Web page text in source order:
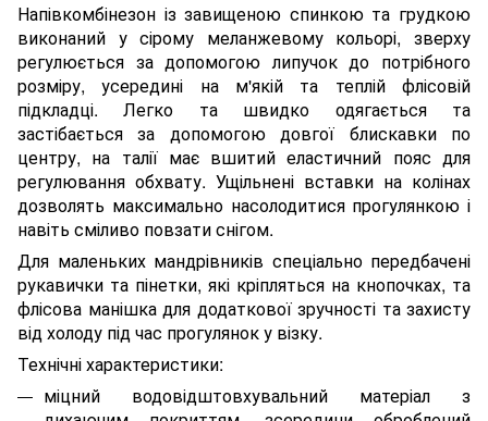
Напівкомбінезон із завищеною спинкою та грудкою
виконаний у сірому меланжевому кольорі, зверху
регулюється за допомогою липучок до потрібного
розміру, усередині на м'якій та теплій флісовій
підкладці. Легко та швидко одягається та
застібається за допомогою довгої блискавки по
центру, на талії має вшитий еластичний пояс для
регулювання обхвату. Ущільнені вставки на колінах
дозволять максимально насолодитися прогулянкою і
навіть сміливо повзати снігом.
Для маленьких мандрівників спеціально передбачені
рукавички та пінетки, які кріпляться на кнопочках, та
флісова манішка для додаткової зручності та захисту
від холоду під час прогулянок у візку.
Технічні характеристики:
міцний водовідштовхувальний матеріал з